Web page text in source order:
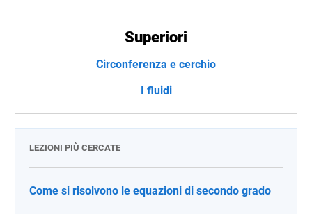
Superiori
Circonferenza e cerchio
I fluidi
LEZIONI PIÙ CERCATE
Come si risolvono le equazioni di secondo grado